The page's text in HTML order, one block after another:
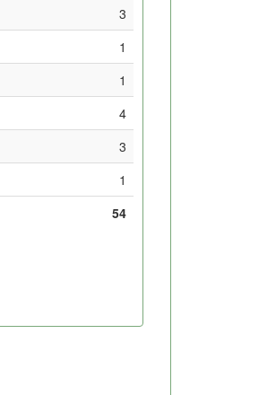
3
1
1
4
3
1
54